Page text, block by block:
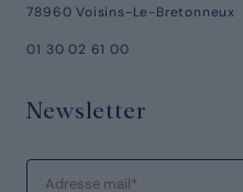
78960 Voisins-Le-Bretonneux
01 30 02 61 00
Newsletter